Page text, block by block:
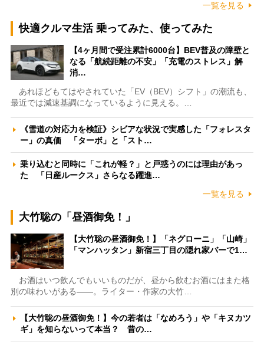
一覧を見る
快適クルマ生活 乗ってみた、使ってみた
【4ヶ月間で受注累計6000台】BEV普及の障壁と
なる「航続距離の不安」「充電のストレス」解
消…
あれほどもてはやされていた「EV（BEV）シフト」の潮流も、
最近では減速基調になっているように見える。…
《雪道の対応力を検証》シビアな状況で実感した「フォレスタ
ー」の真価 「ターボ」と「スト…
乗り込むと同時に「これが軽？」と戸惑うのには理由があっ
た 「日産ルークス」さらなる躍進…
一覧を見る
大竹聡の「昼酒御免！」
【大竹聡の昼酒御免！】「ネグローニ」「山崎」
「マンハッタン」新宿三丁目の隠れ家バーで1…
お酒はいつ飲んでもいいものだが、昼から飲むお酒にはまた格
別の味わいがある――。ライター・作家の大竹…
【大竹聡の昼酒御免！】今の若者は「なめろう」や「キヌカツ
ギ」を知らないって本当？ 昔の…